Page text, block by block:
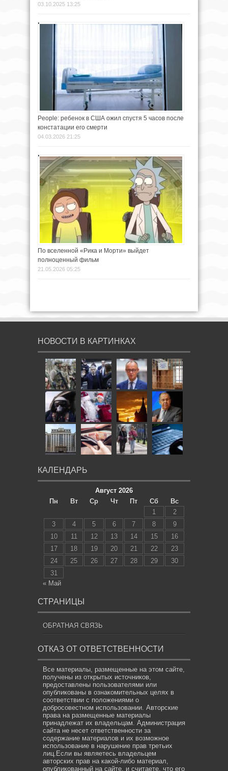
03.10.2025 13:25
People: ребенок в США ожил спустя 5 часов после
констатации его смерти
04.03.2026 21:25
По вселенной «Рика и Морти» выйдет
полноценный фильм
21.05.2026 05:25
НОВОСТИ В КАРТИНКАХ
КАЛЕНДАРЬ
Август 2026
Пн
Вт Ср Чт Пт Сб
Вс
1
2
3
4 5 6 7 8
9
10
11 12 13 14 15
16
17
18 19 20 21 22
23
24
25 26 27 28 29
30
31
« Май
СТРАНИЦЫ
ОБРАТНАЯ СВЯЗЬ
ОТКАЗ ОТ ОТВЕТСТВЕННОСТИ
Все материалы, размещенные на этом сайте,
получены из открытых источников,
предоставлены пользователями или
опубликованы в ознакомительных целях в
соответствии с положениями о
добросовестном использовании. Авторские
права на размещенные материалы
принадлежат их владельцам. Администрация
сайта не несет ответственности за
содержание материалов и их возможное
использование в нарушение прав третьих
лиц.Если вы являетесь владельцем
авторских прав на какой-либо материал,
опубликованный на сайте, и считаете, что его